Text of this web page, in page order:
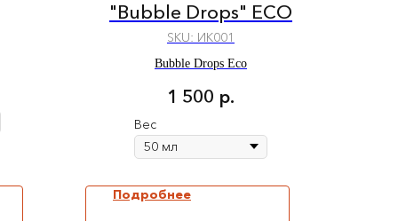
"Bubble Drops" ECO
SKU: ИК001
Bubble Drops Eco
1 500 р.
Вес
Подробнее